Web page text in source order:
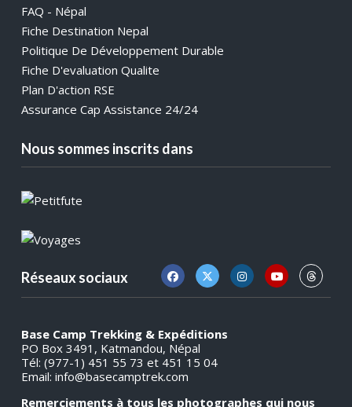
FAQ - Népal
Fiche Destination Nepal
Politique De Développement Durable
Fiche D'evaluation Qualite
Plan D'action RSE
Assurance Cap Assistance 24/24
Nous sommes inscrits dans
Réseaux sociaux
Base Camp Trekking & Expéditions
PO Box 3491, Katmandou, Népal
Tél: (977-1) 451 55 73 et 451 15 04
Email: info@basecamptrek.com
Remerciements à tous les photographes qui nous